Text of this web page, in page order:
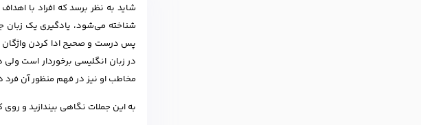
شاید به نظر برسد که افراد با
شناخته می‌شود، یادگیری یک زبان
پس درست و صحیح ادا کردن واژگان
مخاطب او نیز در فهم منظور آن
به این جملات نگاهی بیندازید و روی